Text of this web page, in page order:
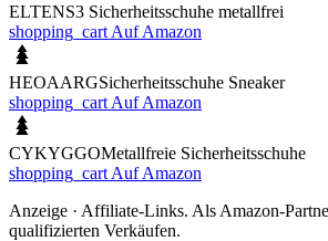
ELTENS3 Sicherheitsschuhe metallfrei
shopping_cart Auf Amazon
HEOAARGSicherheitsschuhe Sneaker
shopping_cart Auf Amazon
CYKYGGOMetallfreie Sicherheitsschuhe
shopping_cart Auf Amazon
Anzeige · Affiliate-Links. Als Amazon-
qualifizierten Verkäufen.